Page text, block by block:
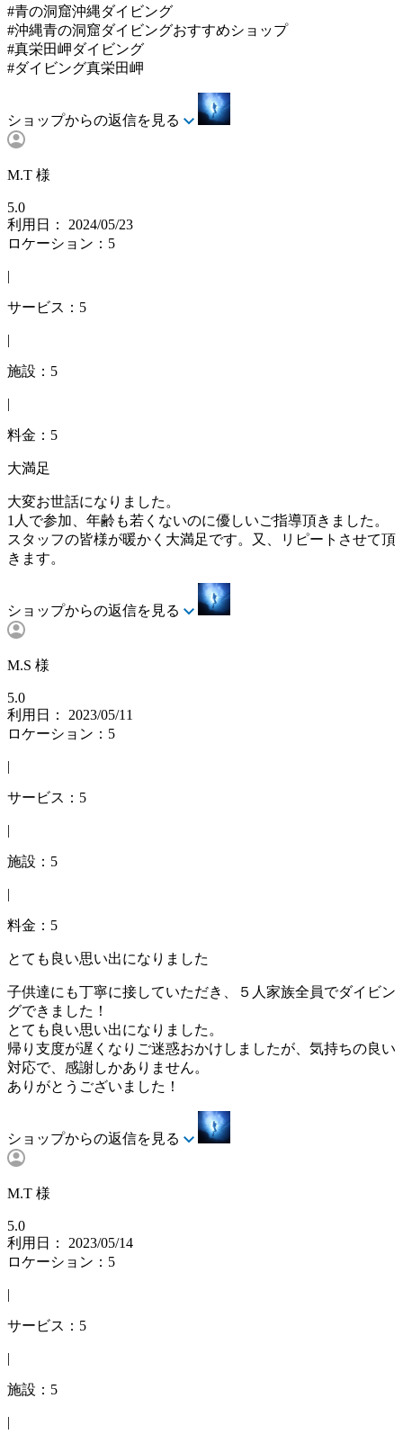
#青の洞窟沖縄ダイビング
#沖縄青の洞窟ダイビングおすすめショップ
#真栄田岬ダイビング
#ダイビング真栄田岬
ショップからの返信を見る
M.T 様
5.0
利用日： 2024/05/23
ロケーション：5
|
サービス：5
|
施設：5
|
料金：5
大満足
大変お世話になりました。
1人で参加、年齢も若くないのに優しいご指導頂きました。
スタッフの皆様が暖かく大満足です。又、リピートさせて頂
きます。
ショップからの返信を見る
M.S 様
5.0
利用日： 2023/05/11
ロケーション：5
|
サービス：5
|
施設：5
|
料金：5
とても良い思い出になりました
子供達にも丁寧に接していただき、５人家族全員でダイビン
グできました！
とても良い思い出になりました。
帰り支度が遅くなりご迷惑おかけしましたが、気持ちの良い
対応で、感謝しかありません。
ありがとうございました！
ショップからの返信を見る
M.T 様
5.0
利用日： 2023/05/14
ロケーション：5
|
サービス：5
|
施設：5
|